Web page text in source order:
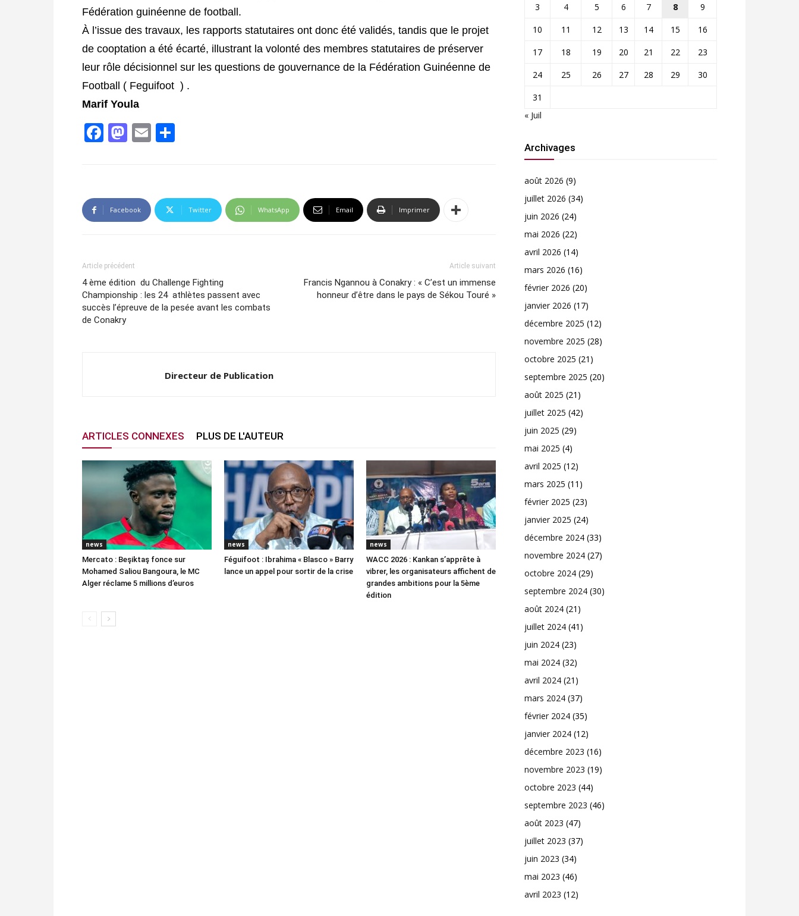
Fédération guinéenne de football.
À l’issue des travaux, les rapports statutaires ont donc été validés, tandis que le projet
de cooptation a été écarté, illustrant la volonté des membres statutaires de préserver
leur rôle décisionnel sur les questions de gouvernance de la Fédération Guinéenne de
Football ( Feguifoot ) .
Marif Youla
Facebook
Mastodon
Email
Facebook Twitter WhatsApp Email Imprimer
Article précédent
4 ème édition du Challenge Fighting
Championship : les 24 athlètes passent avec
succès l’épreuve de la pesée avant les combats
de Conakry
Article suivant
Francis Ngannou à Conakry : « C’est un immense
honneur d’être dans le pays de Sékou Touré »
Directeur de Publication
ARTICLES CONNEXES PLUS DE L'AUTEUR
news
Mercato : Beşiktaş fonce sur
Mohamed Saliou Bangoura, le MC
Alger réclame 5 millions d’euros
news
Féguifoot : Ibrahima « Blasco » Barry
lance un appel pour sortir de la crise
news
WACC 2026 : Kankan s’apprête à
vibrer, les organisateurs affichent de
grandes ambitions pour la 5ème
édition
3
4 5 6 7 8
9
10
11 12 13 14 15
16
17
18 19 20 21 22
23
24
25 26 27 28 29
30
31
« Juil
Archivages
août 2026 (9)
juillet 2026 (34)
juin 2026 (24)
mai 2026 (22)
avril 2026 (14)
mars 2026 (16)
février 2026 (20)
janvier 2026 (17)
décembre 2025 (12)
novembre 2025 (28)
octobre 2025 (21)
septembre 2025 (20)
août 2025 (21)
juillet 2025 (42)
juin 2025 (29)
mai 2025 (4)
avril 2025 (12)
mars 2025 (11)
février 2025 (23)
janvier 2025 (24)
décembre 2024 (33)
novembre 2024 (27)
octobre 2024 (29)
septembre 2024 (30)
août 2024 (21)
juillet 2024 (41)
juin 2024 (23)
mai 2024 (32)
avril 2024 (21)
mars 2024 (37)
février 2024 (35)
janvier 2024 (12)
décembre 2023 (16)
novembre 2023 (19)
octobre 2023 (44)
septembre 2023 (46)
août 2023 (47)
juillet 2023 (37)
juin 2023 (34)
mai 2023 (46)
avril 2023 (12)